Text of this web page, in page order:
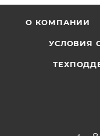
О КОМПАНИИ
УСЛОВИЯ